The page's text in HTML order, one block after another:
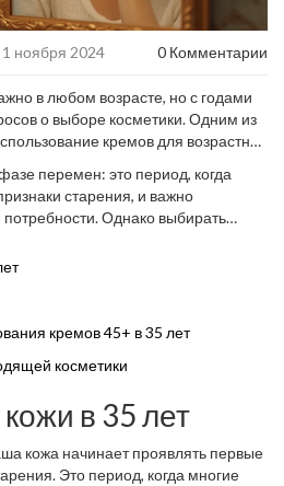
1 ноября 2024 0 Комментарии
в любом возрасте, но с годами
о выборе косметики. Одним из
кремов для возрастной
35 лет? Каким будет
вреда? Эти вопросы требуют
что действительно
перемен: это период, когда
старения, и важно
Однако выбирать
средства 45+ и как они
определиться с выбором.
кремов 45+ в 35 лет
косметики
в 35 лет
кожа начинает проявлять первые
Это период, когда многие